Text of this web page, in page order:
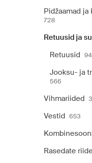
Pidžaamad
728
Retuusid ja
Retuusid 94
Jooksu- ja
566
Vihmariided
Vestid 653
Rasedate